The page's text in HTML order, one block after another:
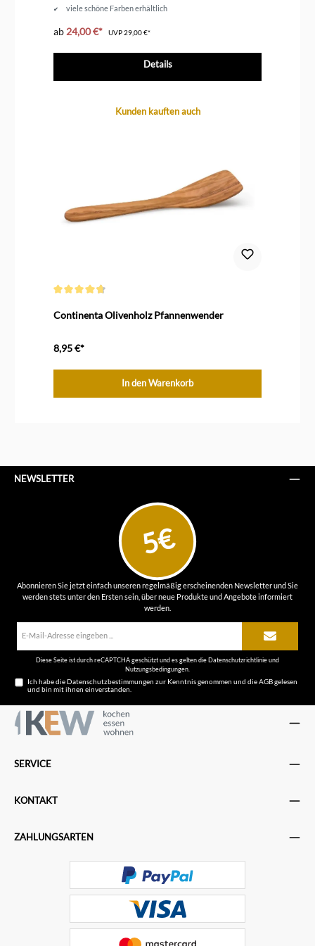
viele schöne Farben erhältlich
ab 24,00 €* UVP29,00 €*
Details
Produktgalerie überspringenKunden kauften auch
Continenta Olivenholz Pfannenwender
8,95 €*
In den Warenkorb
NEWSLETTER
5€
Abonnieren Sie jetzt einfach unseren regelmäßig erscheinenden Newsletter und Sie
werden stets unter den Ersten sein, über neue Produkte und Angebote informiert
werden.
Diese Seite ist durch reCAPTCHA geschützt und es gelten dieDatenschutzrichtlinieund
Nutzungsbedingungen
Ich habe dieDatenschutzbestimmungen zur Kenntnis genommen und dieAGBgelesen
und bin mit ihnen einverstanden.
SERVICE
KONTAKT
ZAHLUNGSARTEN